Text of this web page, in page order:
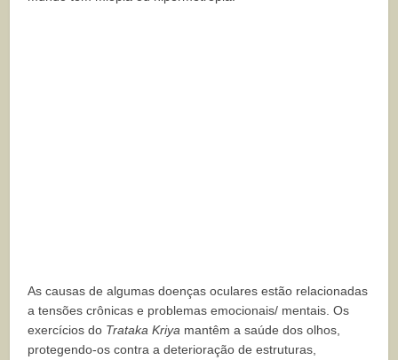
As causas de algumas doenças oculares estão relacionadas
a tensões crônicas e problemas emocionais/ mentais. Os
exercícios do Trataka Kriya mantêm a saúde dos olhos,
protegendo-os contra a deterioração de estruturas,